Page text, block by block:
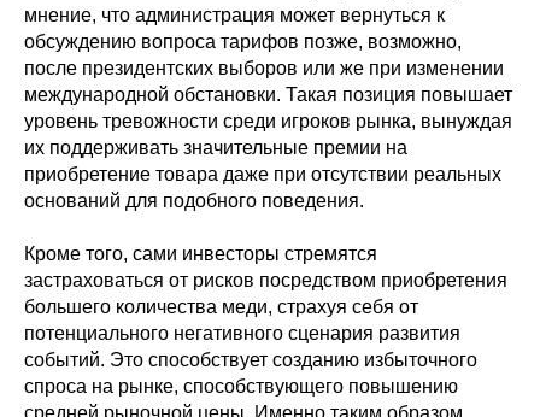
мнение, что администрация может вернуться к
обсуждению вопроса тарифов позже, возможно,
после президентских выборов или же при изменении
международной обстановки. Такая позиция повышает
уровень тревожности среди игроков рынка, вынуждая
их поддерживать значительные премии на
приобретение товара даже при отсутствии реальных
оснований для подобного поведения.
Кроме того, сами инвесторы стремятся
застраховаться от рисков посредством приобретения
большего количества меди, страхуя себя от
потенциального негативного сценария развития
событий. Это способствует созданию избыточного
спроса на рынке, способствующего повышению
средней рыночной цены. Именно таким образом